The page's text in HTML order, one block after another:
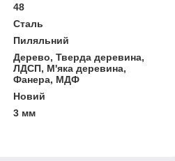
48
Сталь
Пиляльний
Дерево, Тверда деревина,
ЛДСП, М'яка деревина,
Фанера, МДФ
Новий
3 мм